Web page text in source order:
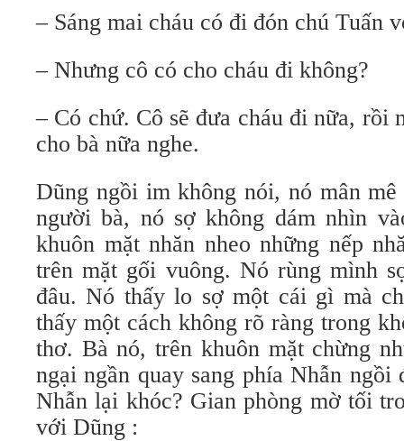
– Sáng mai cháu có đi đón chú Tuấn
– Nhưng cô có cho cháu đi không?
– Có chứ. Cô sẽ đưa cháu đi nữa, rồi
cho bà nữa nghe.
Dũng ngồi im không nói, nó mân
người bà, nó sợ không dám nhìn
khuôn mặt nhăn nheo những nếp
trên mặt gối vuông. Nó rùng mình
đâu. Nó thấy lo sợ một cái gì mà
thấy một cách không rõ ràng trong
thơ. Bà nó, trên khuôn mặt chừng
ngại ngần quay sang phía Nhẫn ngồi
Nhẫn lại khóc? Gian phòng mờ tối
với Dũng :